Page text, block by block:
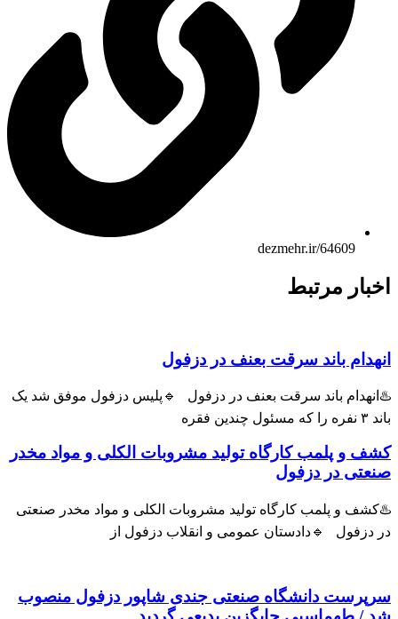
dezmehr.ir/64609
مرتبط
باند سرقت بعنف در دزفول
باند سرقت بعنف در دزفول 🔹پلیس دزفول موفق شد یک
فقره
و پلمب کارگاه تولید مشروبات الکلی و مواد مخدر
در دزفول
و پلمب کارگاه تولید مشروبات الکلی و مواد مخدر صنعتی
دزفول 🔹دادستان عمومی و انقلاب دزفول از
دانشگاه صنعتی جندی شاپور دزفول منصوب